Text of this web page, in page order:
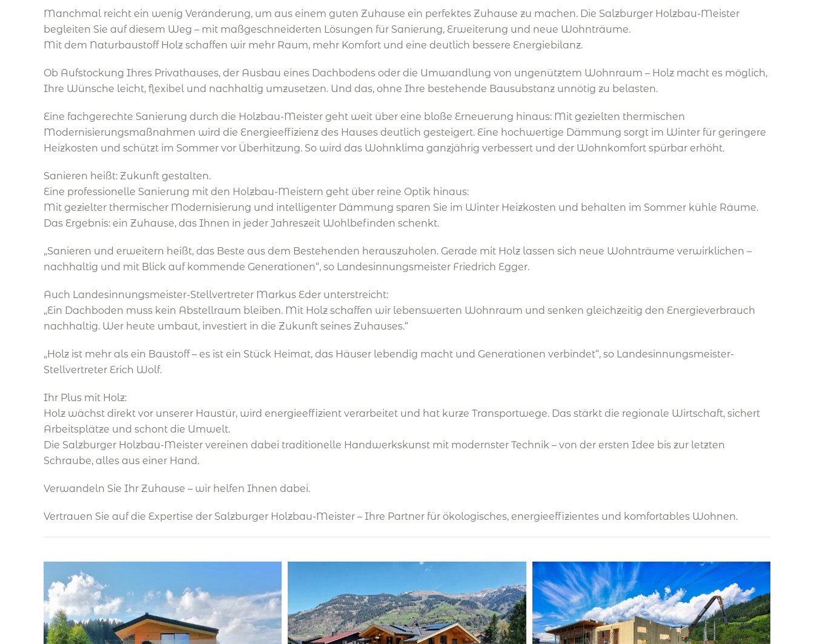
Manchmal reicht ein wenig Veränderung, um aus einem guten Zuhause ein perfektes Zuhause zu machen. Die Salzburger Holzbau-Meister
begleiten Sie auf diesem Weg – mit maßgeschneiderten Lösungen für Sanierung, Erweiterung und neue Wohnträume.
Mit dem Naturbaustoff Holz schaffen wir mehr Raum, mehr Komfort und eine deutlich bessere Energiebilanz.
Ob Aufstockung Ihres Privathauses, der Ausbau eines Dachbodens oder die Umwandlung von ungenütztem Wohnraum – Holz macht es möglich,
Ihre Wünsche leicht, flexibel und nachhaltig umzusetzen. Und das, ohne Ihre bestehende Bausubstanz unnötig zu belasten.
Eine fachgerechte Sanierung durch die Holzbau-Meister geht weit über eine bloße Erneuerung hinaus: Mit gezielten thermischen
Modernisierungsmaßnahmen wird die Energieeffizienz des Hauses deutlich gesteigert. Eine hochwertige Dämmung sorgt im Winter für geringere
Heizkosten und schützt im Sommer vor Überhitzung. So wird das Wohnklima ganzjährig verbessert und der Wohnkomfort spürbar erhöht.
Sanieren heißt: Zukunft gestalten.
Eine professionelle Sanierung mit den Holzbau-Meistern geht über reine Optik hinaus:
Mit gezielter thermischer Modernisierung und intelligenter Dämmung sparen Sie im Winter Heizkosten und behalten im Sommer kühle Räume.
Das Ergebnis: ein Zuhause, das Ihnen in jeder Jahreszeit Wohlbefinden schenkt.
„Sanieren und erweitern heißt, das Beste aus dem Bestehenden herauszuholen. Gerade mit Holz lassen sich neue Wohnträume verwirklichen –
nachhaltig und mit Blick auf kommende Generationen“, so Landesinnungsmeister Friedrich Egger.
Auch Landesinnungsmeister-Stellvertreter Markus Eder unterstreicht:
„Ein Dachboden muss kein Abstellraum bleiben. Mit Holz schaffen wir lebenswerten Wohnraum und senken gleichzeitig den Energieverbrauch
nachhaltig. Wer heute umbaut, investiert in die Zukunft seines Zuhauses.“
„Holz ist mehr als ein Baustoff – es ist ein Stück Heimat, das Häuser lebendig macht und Generationen verbindet“, so Landesinnungsmeister-
Stellvertreter Erich Wolf.
Ihr Plus mit Holz:
Holz wächst direkt vor unserer Haustür, wird energieeffizient verarbeitet und hat kurze Transportwege. Das stärkt die regionale Wirtschaft, sichert
Arbeitsplätze und schont die Umwelt.
Die Salzburger Holzbau-Meister vereinen dabei traditionelle Handwerkskunst mit modernster Technik – von der ersten Idee bis zur letzten
Schraube, alles aus einer Hand.
Verwandeln Sie Ihr Zuhause – wir helfen Ihnen dabei.
Vertrauen Sie auf die Expertise der Salzburger Holzbau-Meister – Ihre Partner für ökologisches, energieeffizientes und komfortables Wohnen. ​